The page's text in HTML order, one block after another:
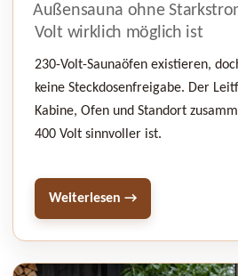
Außensauna ohne
Volt wirklich möglich ist
230-Volt-Saunaöfen existieren,
keine Steckdosenfreigabe. Der
Kabine, Ofen und Standort
400 Volt sinnvoller ist.
Weiterlesen →